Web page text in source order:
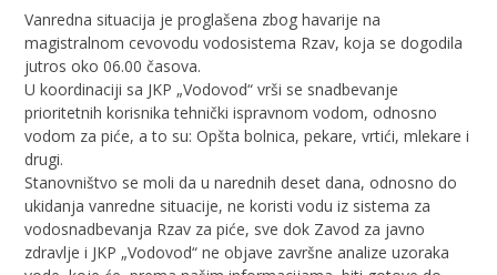
Vanredna situacija je proglašena zbog havarije na
magistralnom cevovodu vodosistema Rzav, koja se dogodila
jutros oko 06.00 časova.
U koordinaciji sa JKP „Vodovod“ vrši se snadbevanje
prioritetnih korisnika tehnički ispravnom vodom, odnosno
vodom za piće, a to su: Opšta bolnica, pekare, vrtići, mlekare i
drugi.
Stanovništvo se moli da u narednih deset dana, odnosno do
ukidanja vanredne situacije, ne koristi vodu iz sistema za
vodosnadbevanja Rzav za piće, sve dok Zavod za javno
zdravlje i JKP „Vodovod“ ne objave završne analize uzoraka